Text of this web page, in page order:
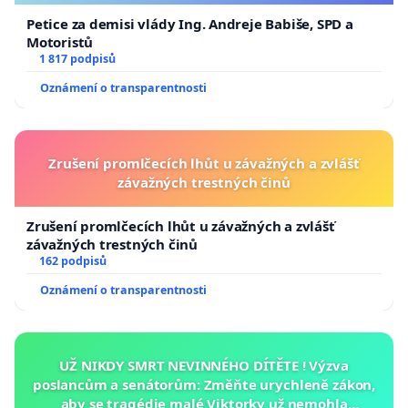
1. Zavedení komplexního a adaptivního
managementu rybožravých predátorů, založeného
stavech rybích populací a místních podmínkách
jednotlivých povodí. Tento management by se měl
predátorů, při garantování přiměřené ochrany
hospodářského využívání rybích populací.
2. Odbornou a transparentní revizi ochranného
statusu vybraných druhů rybožravých predátorů
(kormorána velkého, vydry říční, morčáka velkého a
informace o devastaci původních rybích druhů.
Petice za demisi vlády Ing. Andreje Babiše, SPD a
Motoristů
1 817 podpisů
Oznámení o transparentnosti
Zrušení promlčecích lhůt u závažných a zvlášť
závažných trestných činů
Zrušení promlčecích lhůt u závažných a zvlášť
závažných trestných činů
162 podpisů
Oznámení o transparentnosti
UŽ NIKDY SMRT NEVINNÉHO DÍTĚTE ! Výzva
poslancům a senátorům: Změňte urychleně zákon,
aby se tragédie malé Viktorky už nemohla